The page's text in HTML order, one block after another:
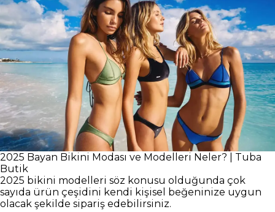
2025 Bayan Bikini Modası ve Modelleri Neler? | Tuba
Butik
2025 bikini modelleri söz konusu olduğunda çok
sayıda ürün çeşidini kendi kişisel beğeninize uygun
olacak şekilde sipariş edebilirsiniz.